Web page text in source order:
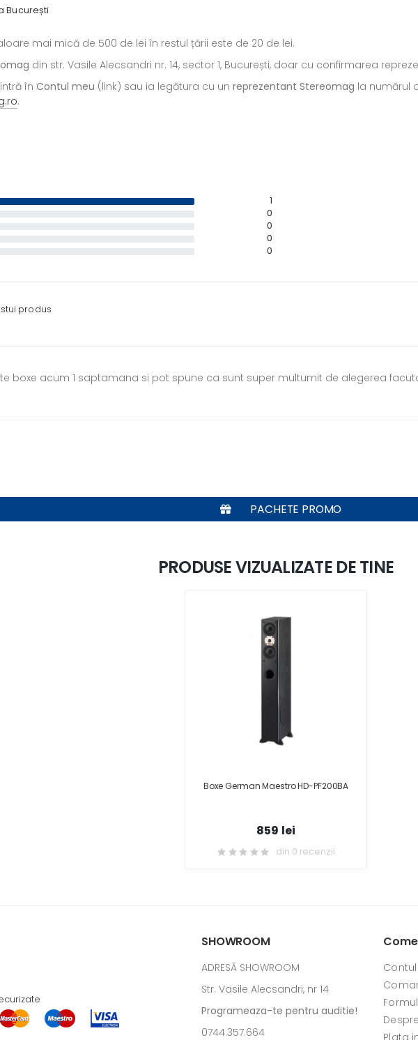
București
mai mică de 500 de lei în restul țării este de 20 de lei.
din str. Vasile Alecsandri nr. 14, sector 1, București, doar cu confirmarea
în Contul meu (link) sau ia legătura cu un reprezentant Stereomag la numărul
.
1
0
0
0
0
produs
boxe acum 1 saptamana si pot spune ca sunt super multumit de alegerea
PACHETE PROMO
PRODUSE VIZUALIZATE DE TINE
Boxe German Maestro HD-PF200BA
859 lei
din 0 recenzii
SHOWROOM
ADRESĂ SHOWROOM
Str. Vasile Alecsandri, nr 14
Programeaza-te pentru auditie!
0744.357.664
Plata